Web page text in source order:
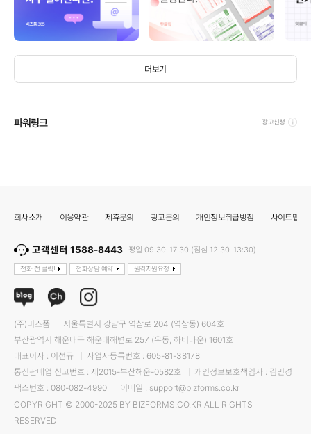
더보기
파워링크 광고신청
회사소개 이용약관 제휴문의 광고문의 개인정보취급방침 사이트맵
고객센터 1588-8443 평일 09:30-17:30 (점심 12:30-13:30)
전화 전 클릭! 전화상담 예약 원격지원요청
(주)비즈폼
서울특별시 강남구 역삼로 204 (역삼동) 604호
부산광역시 해운대구 해운대해변로 257 (우동, 하버타운) 1601호
대표이사 : 이선규
사업자등록번호 : 605-81-38178
통신판매업 신고번호 : 제2015-부산해운-0582호
개인정보보호책임자 : 김민경
팩스번호 : 080-082-4990
이메일 : support@bizforms.co.kr
COPYRIGHT © 2000-2025 BY BIZFORMS.CO.KR ALL RIGHTS
RESERVED